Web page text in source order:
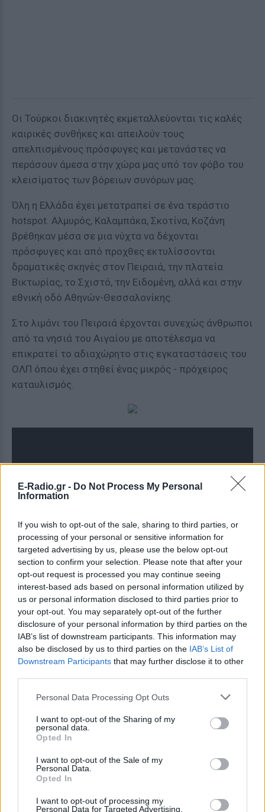
E-Radio.gr - Do Not Process My Personal
Information
If you wish to opt-out of the sale, sharing to third parties, or
processing of your personal or sensitive information for
targeted advertising by us, please use the below opt-out
section to confirm your selection. Please note that after your
opt-out request is processed you may continue seeing
interest-based ads based on personal information utilized by
us or personal information disclosed to third parties prior to
your opt-out. You may separately opt-out of the further
disclosure of your personal information by third parties on the
IAB’s list of downstream participants. This information may
also be disclosed by us to third parties on the IAB’s List of
Downstream Participants that may further disclose it to other
Personal Data Processing Opt Outs
I want to opt-out of the Sharing of my
personal data.
Opted In
I want to opt-out of the Sale of my
Personal Data.
Opted In
I want to opt-out of processing my
Personal Data for Targeted Advertising.
Οι Τούρκοι διακινητές εκμεταλλεύονται τις καλές
καιρικές συνθήκες και απειλούν τους
απελπισμένους πρόσφυγες και μετανάστες να
περάσουν άμεσα στην χώρα μας υπό τον φόβο του
κλεισίματος των βόρειων συνόρων μας.
Όλη η Ελλάδα έχει μετατραπεί σε ένα τεράστιο
hotspot. Αλμυρός, Καλαμπάκα, Σκοτίνα, Κοζάνη
βρέθηκαν μέσα σε μια νύχτα να δέχονται
πρόσφυγες και από προχθες εκτυλίσσονται
δραματικές σκηνές στον Πειραιά, την πλατεία
Βικτωρίας, το Σχιστό, την Ειδομένη, αλλά και στην
εθνική οδό Αθηνών-Θεσσαλονίκης.
Στο λιμάνι του Πειραιά έρχονται συνεχώς άνθρωποι
από τα νησιά του Αιγαίου με αποτέλεσμα να
επικρατεί το αδιαχώρητο στις εγκαταστάσεις του
ΟΛΠ όπου έχει στηθεί ένας μικρός - πρόχειρος
καταυλισμός.
Οικογένειες, μικρά παιδιά γέμισαν το σταθμό
επιβατών του μεγαλύτερου λιμανιού της χώρας. Οι
χρήματα, και κρατούν στα χέρια τους εισιτήρια για
πλοία και λεωφορεία, αναζητώντας μια καλύτερη
Ευρώπης.